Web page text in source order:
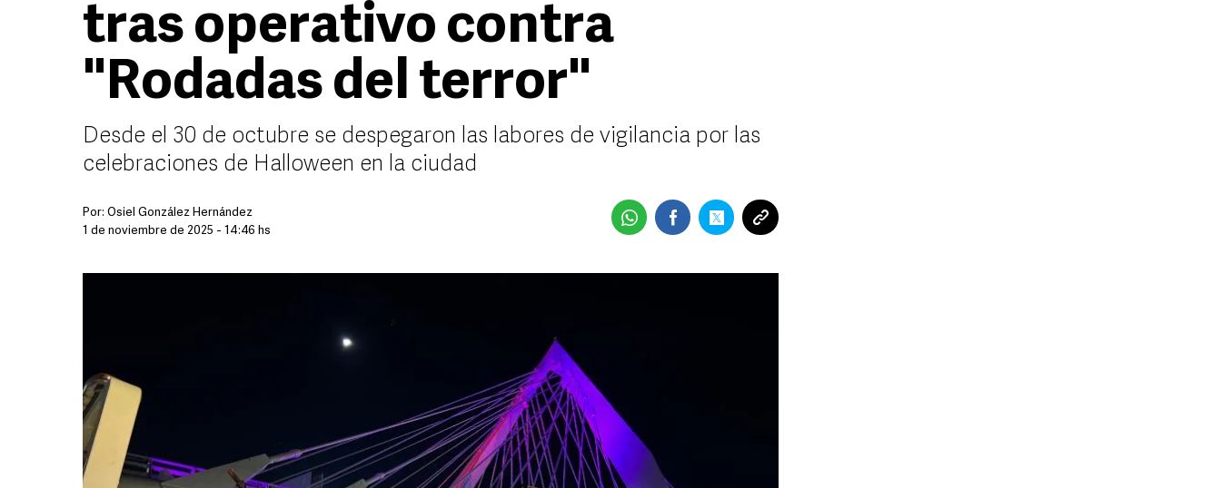
tras operativo contra
"Rodadas del terror"
Desde el 30 de octubre se despegaron las labores de vigilancia por las
celebraciones de Halloween en la ciudad
Por: Osiel González Hernández
1 de noviembre de 2025 - 14:46 hs